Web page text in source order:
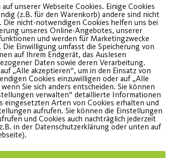
statt.
unserer Webseite Cookies. Einige Cookies
(z.B. für den Warenkorb) andere sind nicht
Die nicht-notwendigen Cookies helfen uns bei
unseres Online-Angebotes, unserer
und werden für Marketingzwecke
Einwilligung umfasst die Speicherung von
auf Ihrem Endgerät, das Auslesen
Daten sowie deren Verarbeitung.
„Alle akzeptieren“, um in den Einsatz von
Cookies einzuwilligen oder auf „Alle
Sie sich anders entscheiden. Sie können
verwalten“ detaillierte Informationen
eingesetzten Arten von Cookies erhalten und
aufrufen. Sie können die Einstellungen
und Cookies auch nachträglich jederzeit
in der Datenschutzerklärung oder unten auf